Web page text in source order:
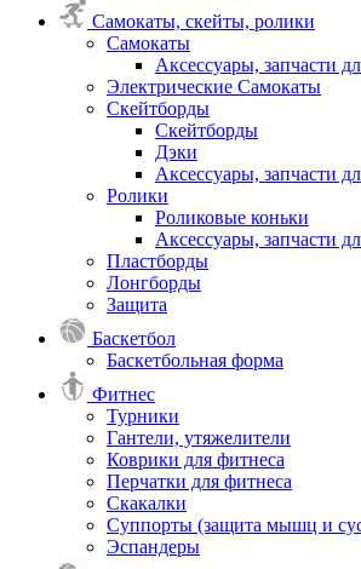
Самокаты, скейты, ролики
Самокаты
Аксессуары, запчасти
Электрические Самокаты
Скейтборды
Скейтборды
Дэки
Аксессуары, запчасти
Ролики
Роликовые коньки
Аксессуары, запчасти
Пластборды
Лонгборды
Защита
Баскетбол
Баскетбольная форма
Фитнес
Турники
Гантели, утяжелители
Коврики для фитнеса
Перчатки для фитнеса
Скакалки
Суппорты (защита мышц и
Эспандеры